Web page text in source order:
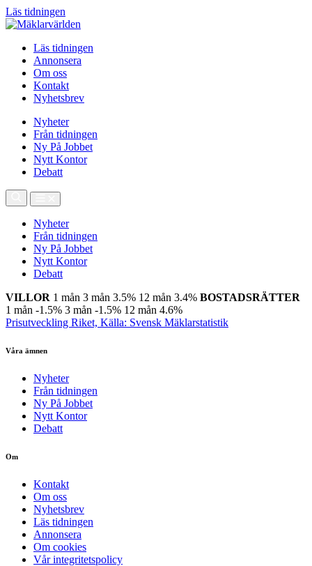
Läs tidningen
Läs tidningen
Annonsera
Om oss
Kontakt
Nyhetsbrev
Nyheter
Från tidningen
Ny På Jobbet
Nytt Kontor
Debatt
Nyheter
Från tidningen
Ny På Jobbet
Nytt Kontor
Debatt
VILLOR 1 mån 3 mån 3.5% 12 mån 3.4% BOSTADSRÄTTER
1 mån -1.5% 3 mån -1.5% 12 mån 4.6%
Prisutveckling Riket, Källa: Svensk Mäklarstatistik
Våra ämnen
Nyheter
Från tidningen
Ny På Jobbet
Nytt Kontor
Debatt
Om
Kontakt
Om oss
Nyhetsbrev
Läs tidningen
Annonsera
Om cookies
Vår integritetspolicy